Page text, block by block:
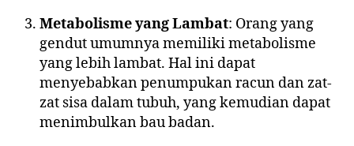
Metabolisme yang Lambat: Orang yang
gendut umumnya memiliki metabolisme
yang lebih lambat. Hal ini dapat
menyebabkan penumpukan racun dan zat-
zat sisa dalam tubuh, yang kemudian dapat
menimbulkan bau badan.